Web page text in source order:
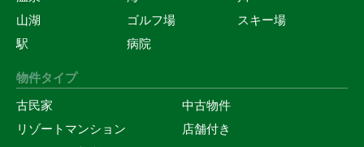
山湖
ゴルフ場
スキー場
駅
病院
物件タイプ
古民家
中古物件
リゾートマンション
店舗付き